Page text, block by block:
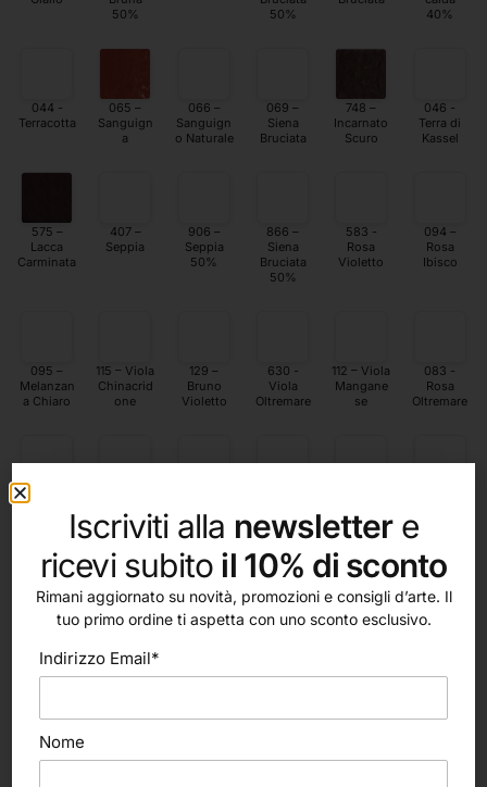
50%
50%
40%
044 -
Terracotta
065 –
Sanguign
a
066 –
Sanguign
o Naturale
069 –
Siena
Bruciata
748 –
Incarnato
Scuro
046 -
Terra di
Kassel
575 –
Lacca
Carminata
407 –
Seppia
906 –
Seppia
50%
866 –
Siena
Bruciata
50%
583 -
Rosa
Violetto
094 –
Rosa
Ibisco
095 –
Melanzan
a Chiaro
115 – Viola
Chinacrid
one
129 –
Bruno
Violetto
630 -
Viola
Oltremare
112 – Viola
Mangane
se
083 -
Rosa
Oltremare
571 - Rosa
Bruna
10%
Bruna
10%
Ercolano
Bruciata
10%
Ombra
Naturale
10%
802 -
10%
10%
Iscriviti alla newslettere
ricevi subito il 10% di sconto
Rimani aggiornato su novità, promozioni e consigli d’arte. Il
tuo primo ordine ti aspetta con uno sconto esclusivo.
Indirizzo Email*
Nome